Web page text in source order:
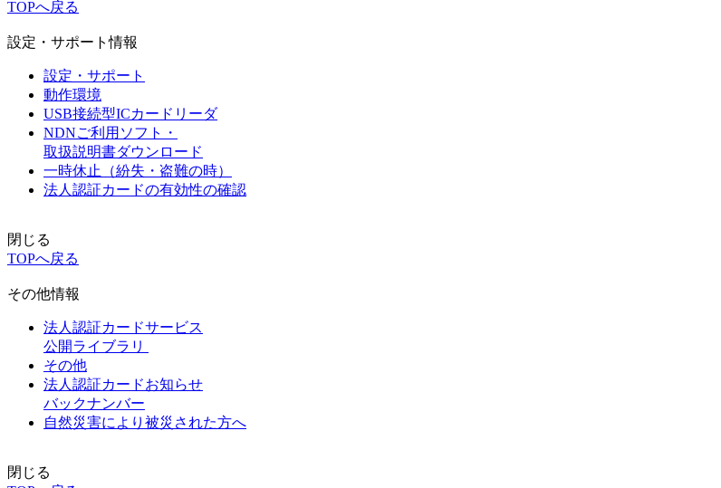
TOPへ戻る
設定・サポート情報
設定・サポート
動作環境
USB接続型ICカードリーダ
NDNご利用ソフト・
取扱説明書ダウンロード
一時休止（紛失・盗難の時）
法人認証カードの有効性の確認
閉じる
TOPへ戻る
その他情報
法人認証カードサービス
公開ライブラリ
その他
法人認証カードお知らせ
バックナンバー
自然災害により被災された方へ
閉じる